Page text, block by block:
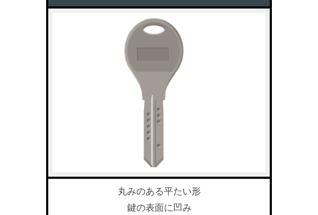
丸みのある平たい形
鍵の表面に凹み